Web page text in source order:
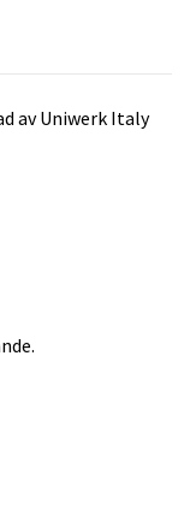
av Uniwerk Italy